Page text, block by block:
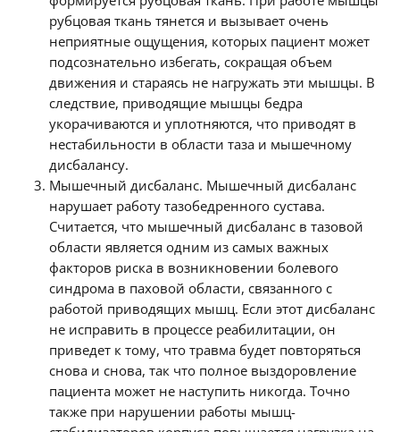
рубцовая ткань тянется и вызывает очень
неприятные ощущения, которых пациент может
подсознательно избегать, сокращая объем
движения и стараясь не нагружать эти мышцы. В
следствие, приводящие мышцы бедра
укорачиваются и уплотняются, что приводят в
нестабильности в области таза и мышечному
дисбалансу.
Мышечный дисбаланс. Мышечный дисбаланс
нарушает работу тазобедренного сустава.
Считается, что мышечный дисбаланс в тазовой
области является одним из самых важных
факторов риска в возникновении болевого
синдрома в паховой области, связанного с
работой приводящих мышц. Если этот дисбаланс
не исправить в процессе реабилитации, он
приведет к тому, что травма будет повторяться
снова и снова, так что полное выздоровление
пациента может не наступить никогда. Точно
также при нарушении работы мышц-